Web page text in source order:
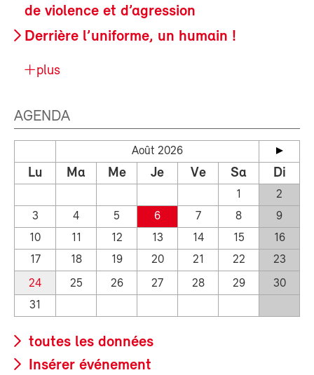
de violence et d’agression
Derrière l’uniforme, un humain !
plus
AGENDA
Août 2026
Lu Ma Me Je Ve Sa Di
1
2
3
4 5 6 7 8
9
10
11 12 13 14 15
16
17
18 19 20 21 22
23
24
25 26 27 28 29
30
31
toutes les données
Insérer événement